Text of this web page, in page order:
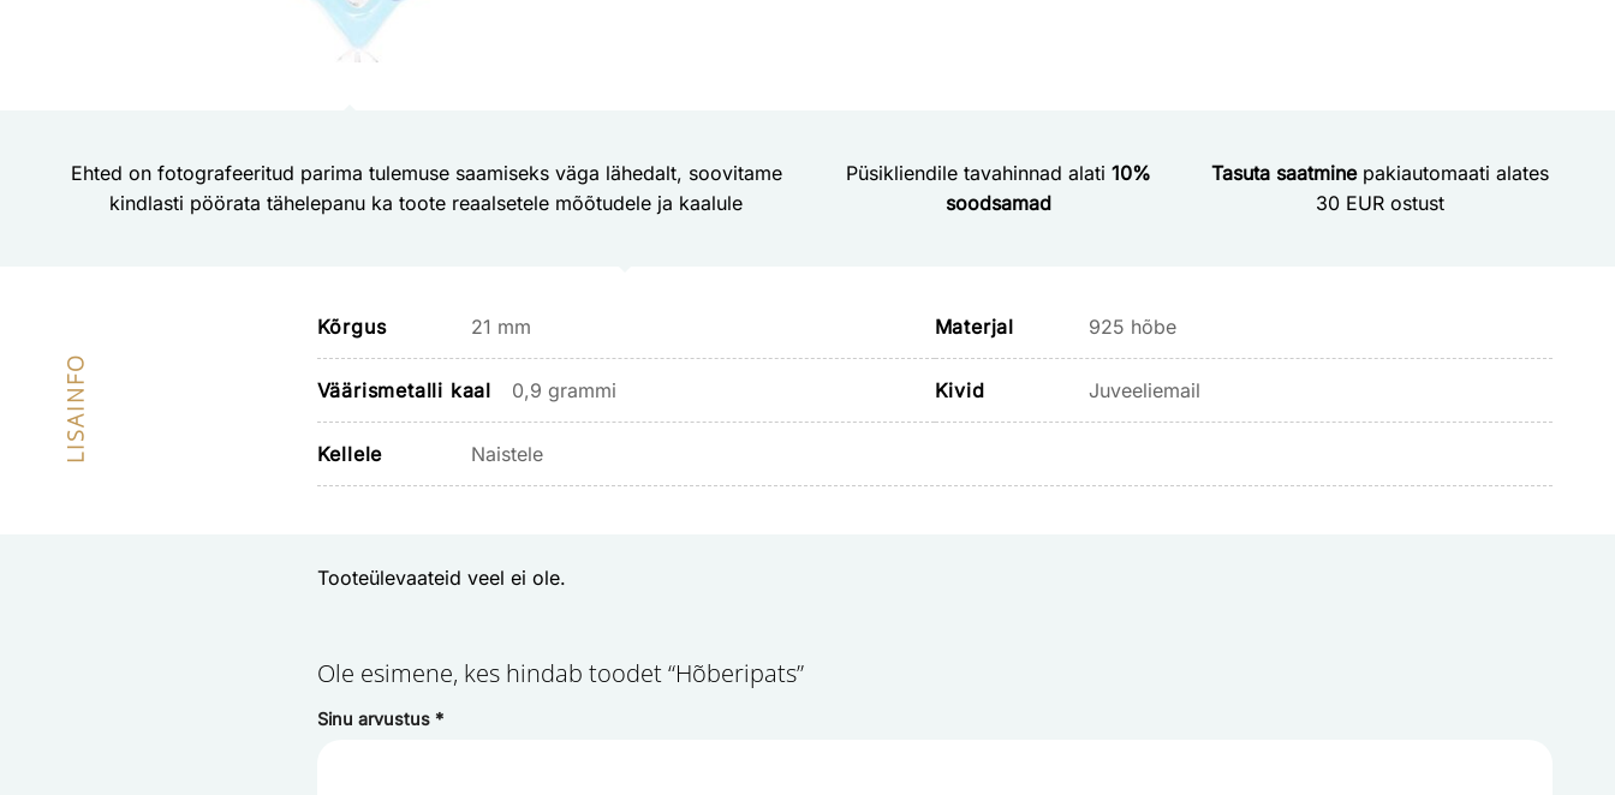
Ehted on fotografeeritud parima tulemuse saamiseks väga lähedalt, soovitame
kindlasti pöörata tähelepanu ka toote reaalsetele mõõtudele ja kaalule
Püsikliendile tavahinnad alati 10%
soodsamad
Tasuta saatminepakiautomaati alates
30 EUR ostust
LISAINFO
Kõrgus 21 mm Materjal 925 hõbe
Väärismetalli kaal 0,9 grammi Kivid Juveeliemail
Kellele Naistele
Tooteülevaateid veel ei ole.
Ole esimene, kes hindab toodet “Hõberipats”
Sinu arvustus *